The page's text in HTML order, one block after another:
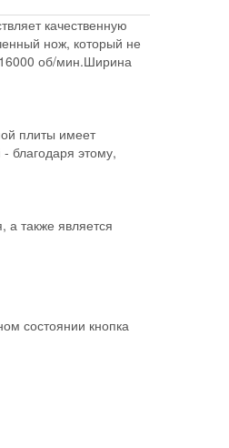
качественную
нож, который не
об/мин.Ширина
плиты имеет
благодаря этому,
а также является
состоянии кнопка